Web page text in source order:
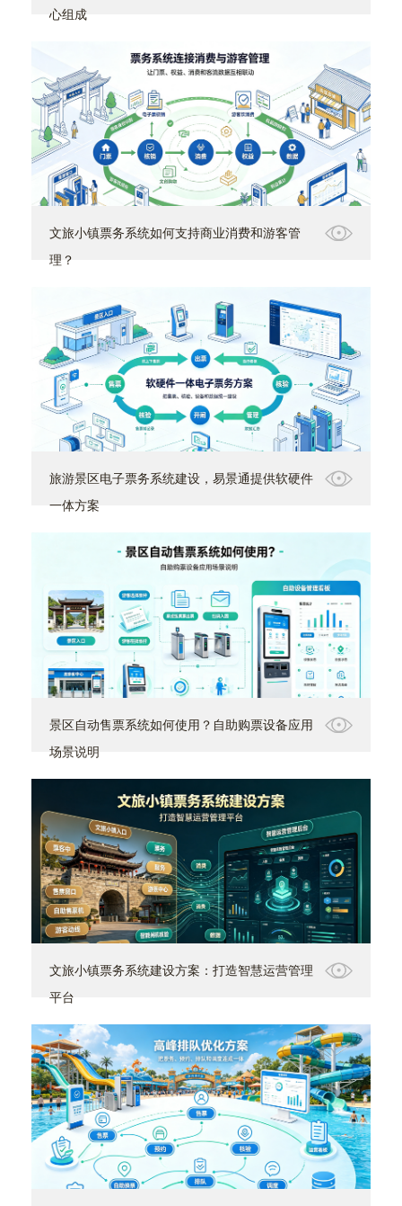
心组成
文旅小镇票务系统如何支持商业消费和游客管
理？
旅游景区电子票务系统建设，易景通提供软硬件
一体方案
景区自动售票系统如何使用？自助购票设备应用
场景说明
文旅小镇票务系统建设方案：打造智慧运营管理
平台